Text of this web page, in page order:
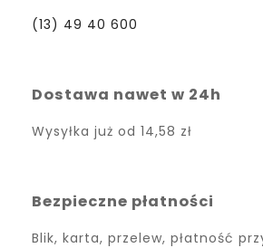
(13) 49 40 600
Dostawa nawet w 24h
Wysyłka już od 14,58 zł
Bezpieczne płatności
Blik, karta, przelew, płatność